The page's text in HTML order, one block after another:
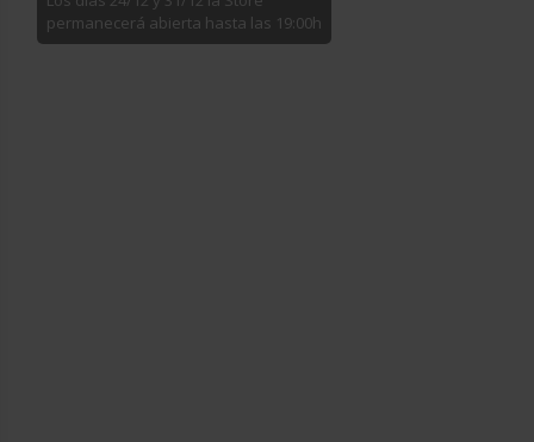
permanecerá abierta hasta las 19:00h